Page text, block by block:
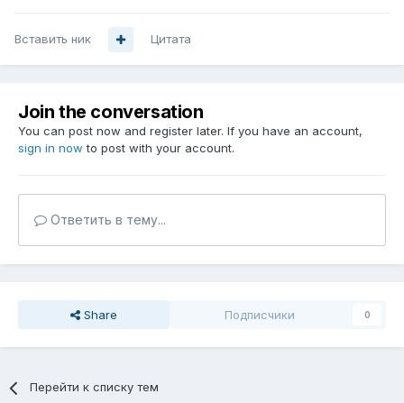
Вставить ник Цитата
Join the conversation
You can post now and register later. If you have an account,
sign in now to post with your account.
Ответить в тему...
Share Подписчики 0
Перейти к списку тем